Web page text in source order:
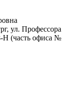
ул. Профессора
Н (часть офиса №